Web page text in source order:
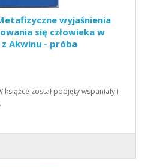
wyjaśnienia
się człowieka w
Akwinu - próba
został podjęty wspaniały i